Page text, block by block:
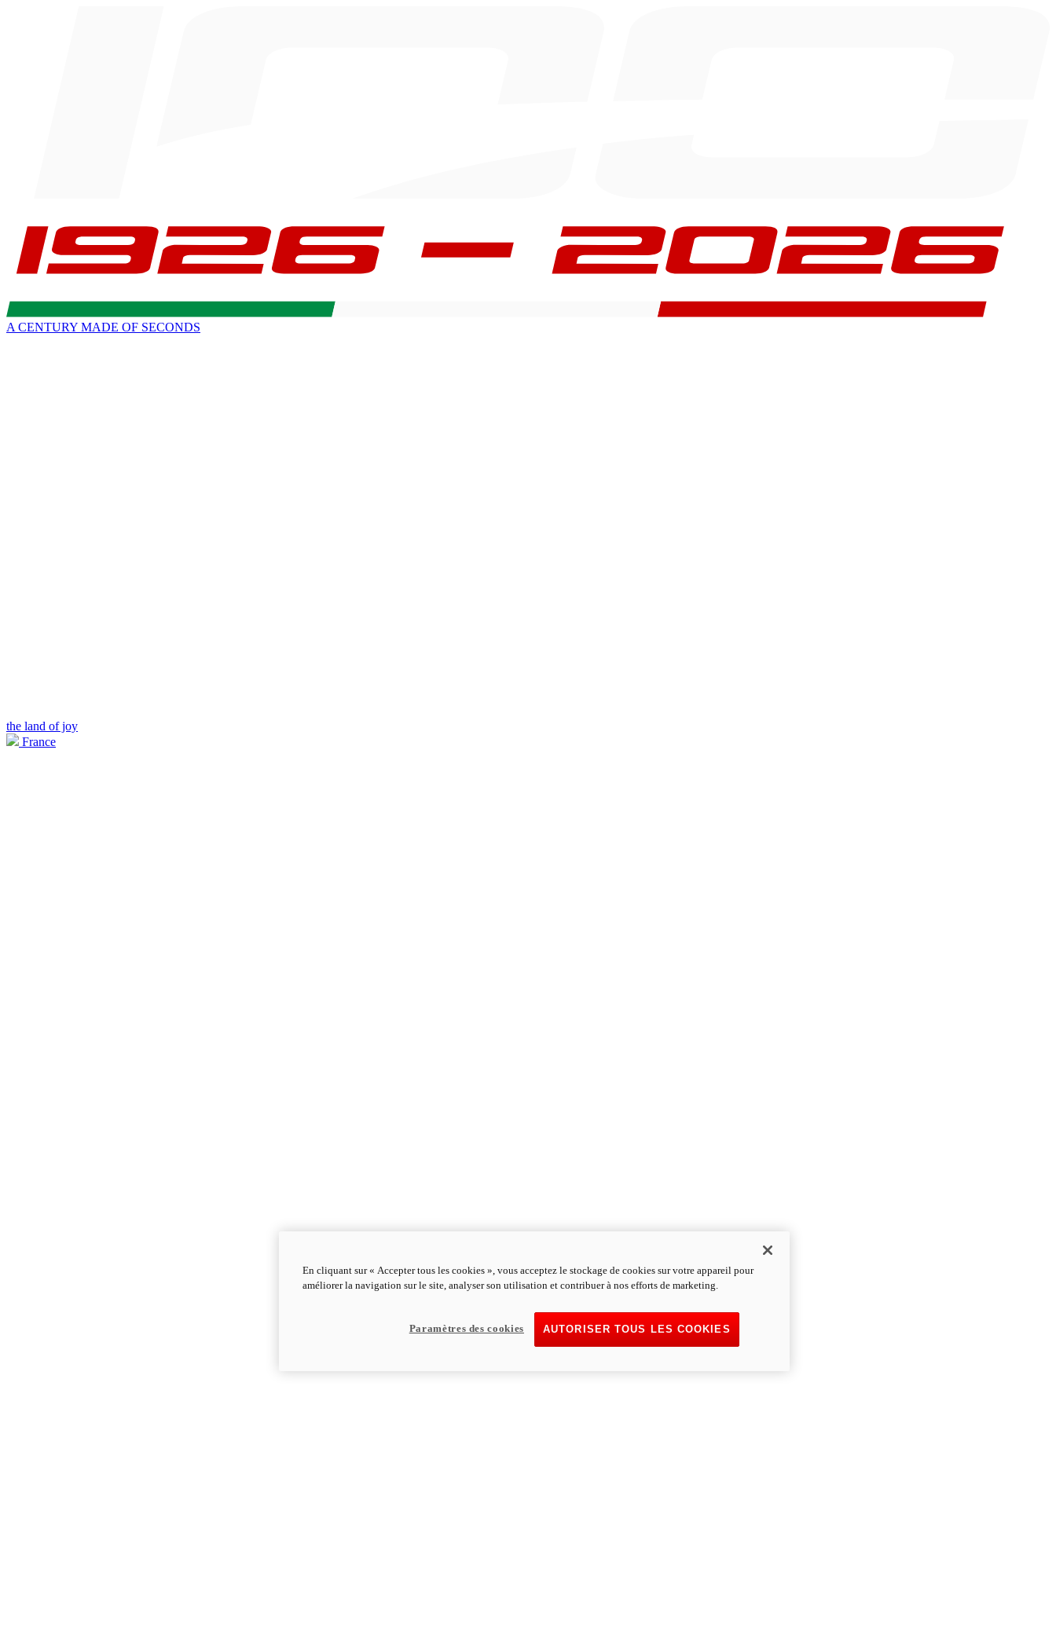
A CENTURY MADE OF SECONDS
the land of joy
France
En cliquant sur « Accepter tous les cookies », vous acceptez le stockage de cookies sur votre appareil pour
améliorer la navigation sur le site, analyser son utilisation et contribuer à nos efforts de marketing.
AUTORISER TOUS LES COOKIES
Paramètres des cookies